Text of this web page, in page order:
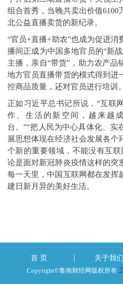
组合首秀，当晚共卖出价值6100
北公益直播卖货的新纪录。
“官员+直播+助农”也成为促进消
播间正成为中国多地官员的“新
主播，亲自“带货”，助力农产品
地方官员直播带货的模式得到进
控商品质量，还对官员进行培训。
正如习近平总书记所说，“互联
作、生活的新空间，越来越
台。”“把人民为中心具体化、实
展思想体现在经济社会发展各个
个新的重要领域，不能没有互
论是面对新冠肺炎疫情这样的突
每一天里，中国互联网都在发挥
建日新月异的美好生活。
首 页 关于我们
Copyright©鲁南财经网版权所有